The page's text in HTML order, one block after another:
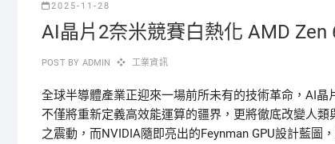
2025-11-28
AI晶片2奈米競賽白熱化 AMD Zen
POST BY ADMIN 工業資訊
全球半導體產業正迎來一場前所未有的技術革命，AI
不僅將重新定義高效能運算的疆界，更將徹底改變人
之震動，而NVIDIA隨即亮出的Feynman GPU設計藍圖